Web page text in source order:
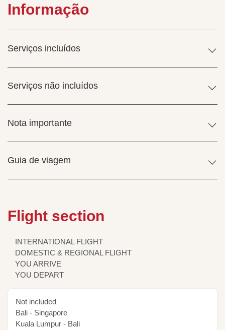
Informação
Serviços incluídos
Serviços não incluídos
Nota importante
Guia de viagem
Flight section
INTERNATIONAL FLIGHT
DOMESTIC & REGIONAL FLIGHT
YOU ARRIVE
YOU DEPART
Not included
Bali - Singapore
Kuala Lumpur - Bali